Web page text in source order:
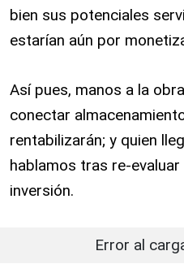
bien sus potenciales
estarían aún por
Así pues, manos a la
conectar
rentabilizarán; y quien
hablamos tras re-
inversión.
Error al